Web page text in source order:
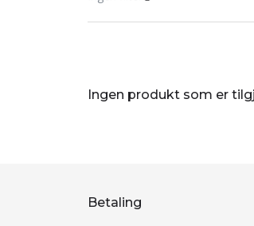
Ingen produkt som er
Betaling